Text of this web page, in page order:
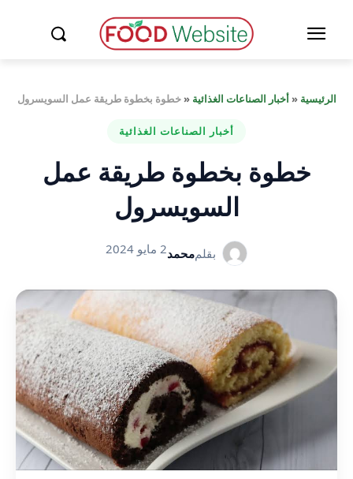
الرئيسية «أخبار الصناعات الغذائية «خطوة بخطوة طريقة عمل السويسرول
أخبار الصناعات الغذائية
خطوة بخطوة طريقة عمل
السويسرول
بقلممحمد2 مايو 2024